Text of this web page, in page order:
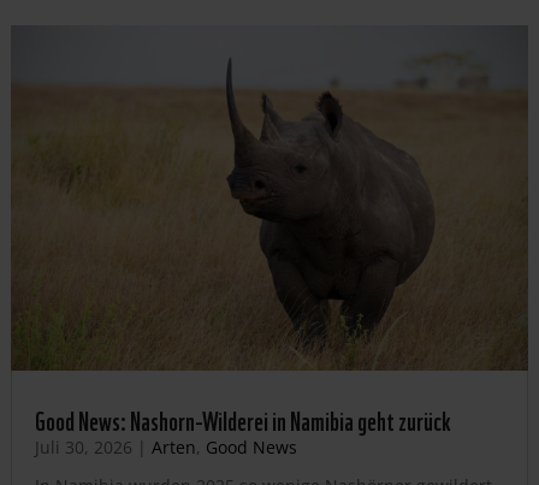
Good News: Nashorn-Wilderei in Namibia geht zurück
Juli 30, 2026 | Arten, Good News